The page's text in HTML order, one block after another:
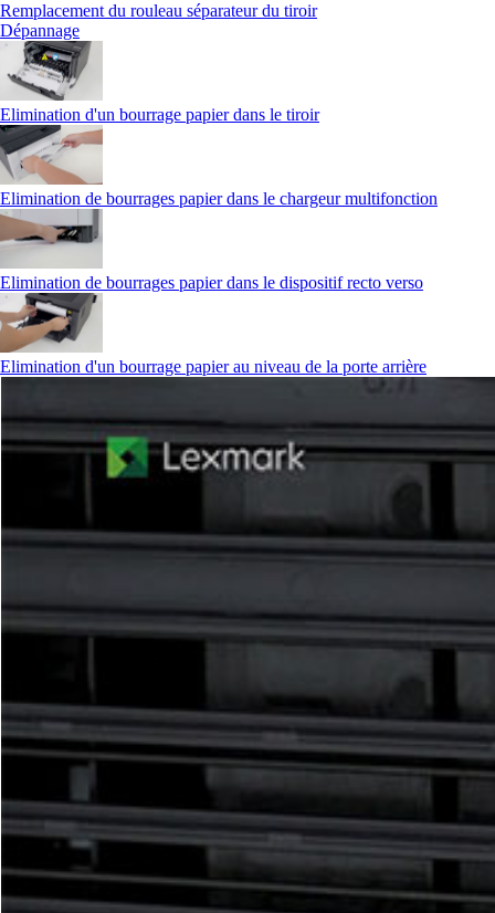
Remplacement du rouleau séparateur du tiroir
Dépannage
Elimination d'un bourrage papier dans le tiroir
Elimination de bourrages papier dans le chargeur multifonction
Elimination de bourrages papier dans le dispositif recto verso
Elimination d'un bourrage papier au niveau de la porte arrière